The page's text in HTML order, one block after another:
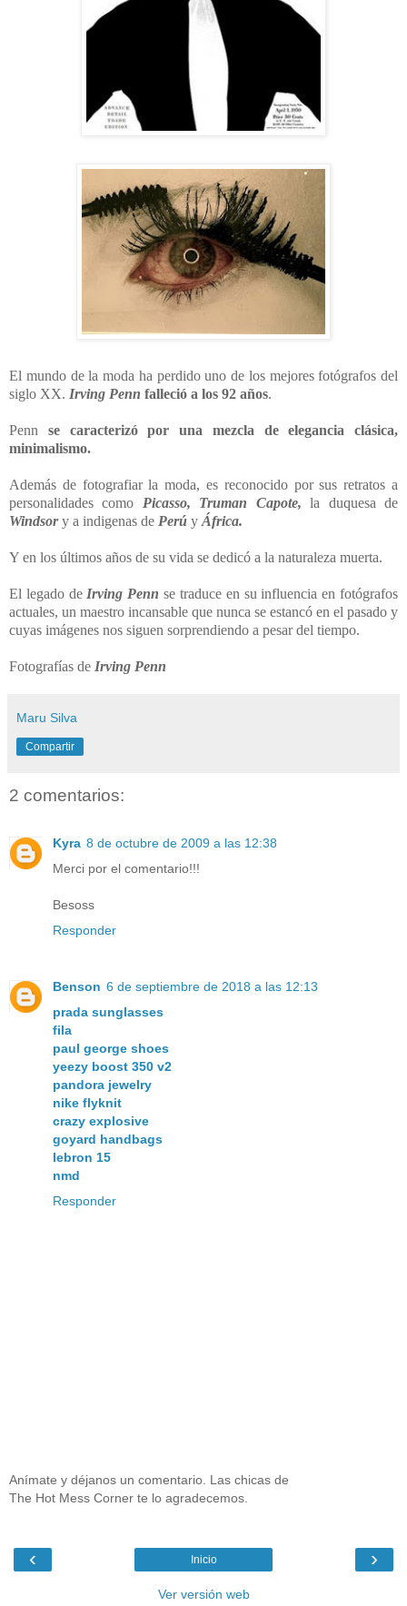
El mundo de la moda ha perdido uno de los mejores fotógrafos del
siglo XX. Irving Penn falleció a los 92 años.
Penn se caracterizó por una mezcla de elegancia clásica,
minimalismo.
Además de fotografiar la moda, es reconocido por sus retratos a
personalidades como Picasso, Truman Capote, la duquesa de
Windsory a indigenas de Perú y África.
Y en los últimos años de su vida se dedicó a la naturaleza muerta.
El legado de Irving Penn se traduce en su influencia en fotógrafos
actuales, un maestro incansable que nunca se estancó en el pasado y
cuyas imágenes nos siguen sorprendiendo a pesar del tiempo.
Fotografías de Irving Penn
Maru Silva
Compartir
2 comentarios:
Kyra 8 de octubre de 2009 a las 12:38
Merci por el comentario!!!
Besoss
Responder
Benson 6 de septiembre de 2018 a las 12:13
prada sunglasses
fila
paul george shoes
yeezy boost 350 v2
pandora jewelry
nike flyknit
crazy explosive
goyard handbags
lebron 15
nmd
Responder
Anímate y déjanos un comentario. Las chicas de
The Hot Mess Corner te lo agradecemos.
‹ ›
Inicio
Ver versión web